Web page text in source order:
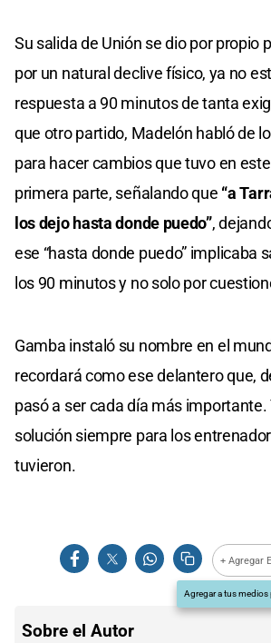
Su salida de Unión se dio por propio
por un natural declive físico, ya no
respuesta a 90 minutos de tanta
que otro partido, Madelón habló de
para hacer cambios que tuvo en
primera parte, señalando que “a
los dejo hasta donde puedo”,
ese “hasta donde puedo” implicaba
los 90 minutos y no solo por
Gamba instaló su nombre en el
recordará como ese delantero que,
pasó a ser cada día más importante.
solución siempre para los
tuvieron.
+ Agregar
Agregar a tus medios
Sobre el Autor